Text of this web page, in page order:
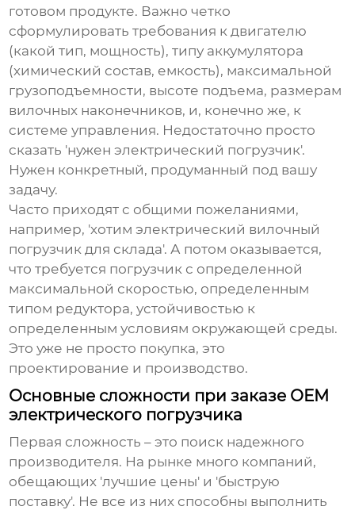
готовом продукте. Важно четко
сформулировать требования к двигателю
(какой тип, мощность), типу аккумулятора
(химический состав, емкость), максимальной
грузоподъемности, высоте подъема, размерам
вилочных наконечников, и, конечно же, к
системе управления. Недостаточно просто
сказать 'нужен электрический погрузчик'.
Нужен конкретный, продуманный под вашу
задачу.
Часто приходят с общими пожеланиями,
например, 'хотимэлектрический вилочный
погрузчик для склада'. А потом оказывается,
что требуется погрузчик с определенной
максимальной скоростью, определенным
типом редуктора, устойчивостью к
определенным условиям окружающей среды.
Это уже не просто покупка, это
проектирование и производство.
Основные сложности при заказе ОЕМ
электрического погрузчика
Первая сложность – это поиск надежного
производителя. На рынке много компаний,
обещающих 'лучшие цены' и 'быструю
поставку'. Не все из них способны выполнить